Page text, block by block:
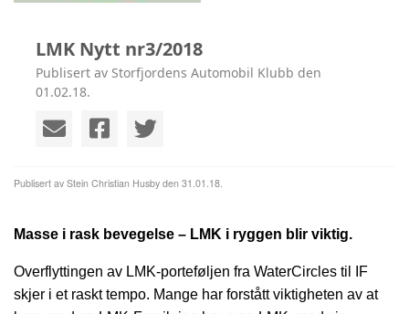
LMK Nytt nr3/2018
Publisert av Storfjordens Automobil Klubb den
01.02.18.
Publisert av Stein Christian Husby den 31.01.18.
Masse i rask bevegelse – LMK i ryggen blir viktig.
Overflyttingen av LMK-porteføljen fra WaterCircles til IF
skjer i et raskt tempo. Mange har forstått viktigheten av at